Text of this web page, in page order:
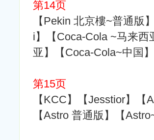
第14页
【Pekin 北京樓~普通版
i】【Coca-Cola ~马来
亚】【Coca-Cola~中国
第15页
【KCC】【Jesstior】
【Astro 普通版】【